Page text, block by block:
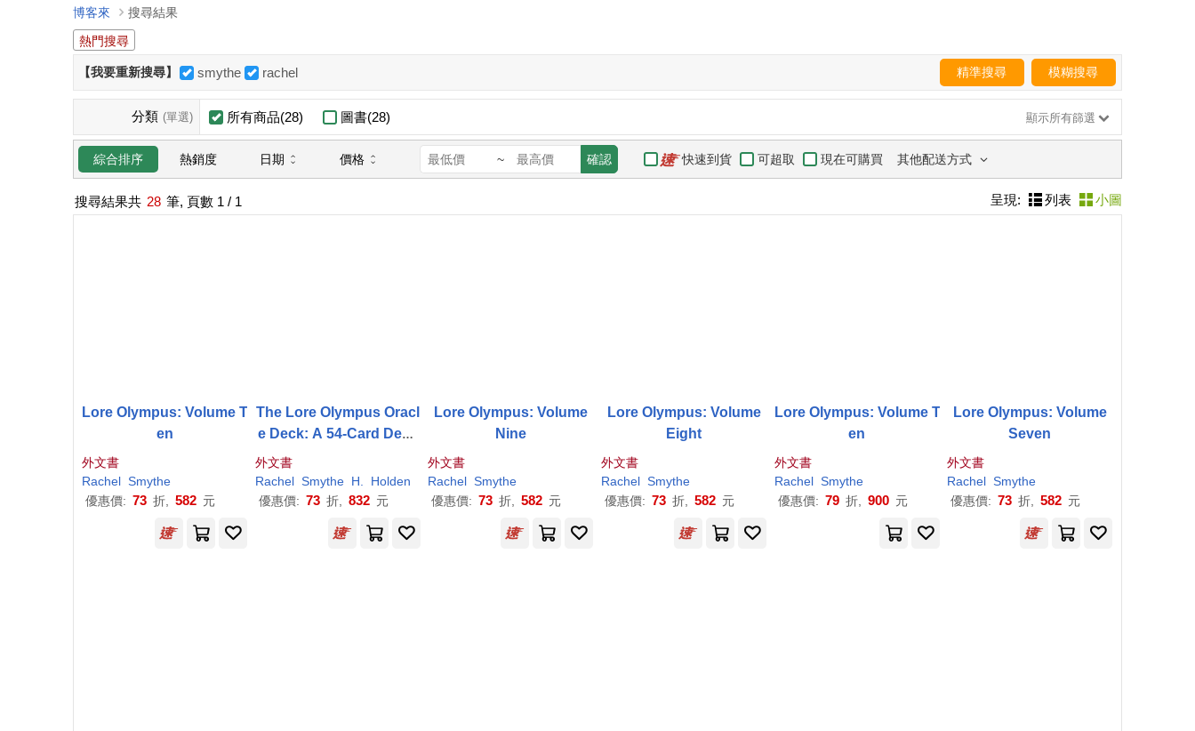
博客來
搜尋結果
熱門搜尋
【我要重新搜尋】 smythe rachel 精準搜尋 模糊搜尋
分類 (單選) 所有商品(28) 圖書(28) 顯示所有篩選
綜合排序 熱銷度 日期 價格 ~ 確認 快速到貨 可超取 現在可購買 其他配送方式
搜尋結果共 28 筆, 頁數 1 / 1 呈現: 列表 小圖
Lore Olympus: Volume T
en
外文書
Rachel Smythe
優惠價: 73 折, 582 元
The Lore Olympus Oracl
e Deck: A 54-Card Deck
and Guidebook
外文書
Rachel Smythe H.
Holden
優惠價: 73 折, 832 元
Lore Olympus: Volume
Nine
外文書
Rachel Smythe
優惠價: 73 折, 582 元
Lore Olympus: Volume
Eight
外文書
Rachel Smythe
優惠價: 73 折, 582 元
Lore Olympus: Volume T
en
外文書
Rachel Smythe
優惠價: 79 折, 900 元
Lore Olympus: Volume
Seven
外文書
Rachel Smythe
優惠價: 73 折, 582 元